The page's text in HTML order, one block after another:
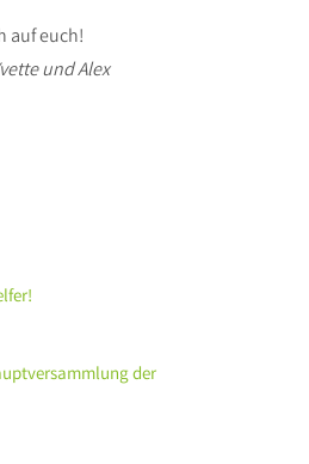
auf euch!
und Alex
der